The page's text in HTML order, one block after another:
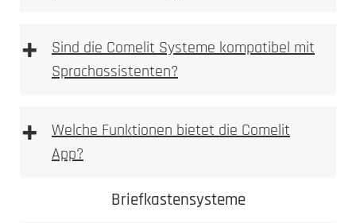
+
Sind die Comelit Systeme kompatibel mit
Sprachassistenten?
+
Welche Funktionen bietet die Comelit
App?
Briefkastensysteme